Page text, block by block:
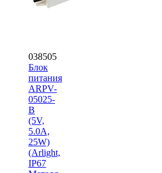
038505
Блок
питания
ARPV-
05025-
B
(5V,
5.0A,
25W)
(Arlight,
IP67